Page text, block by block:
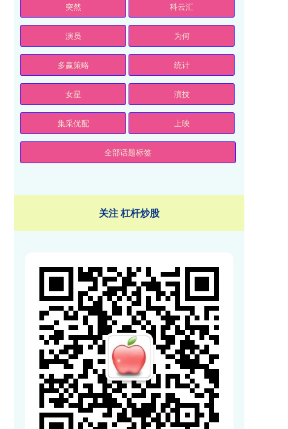
突然 科云汇
演员 为何
多赢策略 统计
女星 演技
集采优配 上映
全部话题标签
关注 杠杆炒股